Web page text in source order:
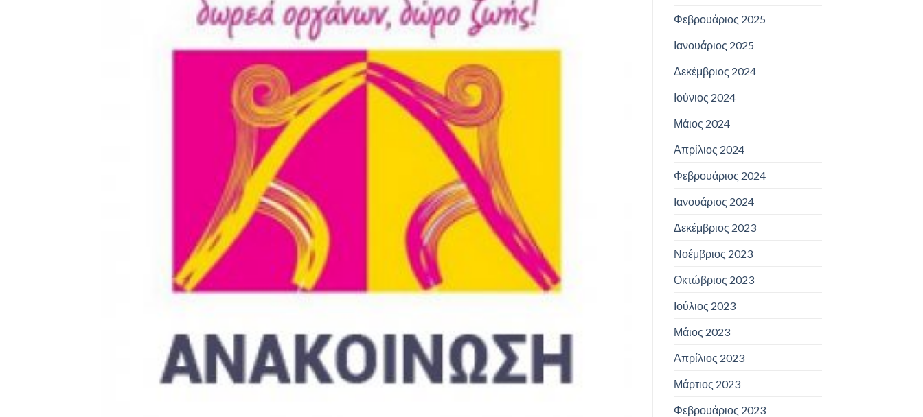
Φεβρουάριος 2025
Ιανουάριος 2025
Δεκέμβριος 2024
Ιούνιος 2024
Μάιος 2024
Απρίλιος 2024
Φεβρουάριος 2024
Ιανουάριος 2024
Δεκέμβριος 2023
Νοέμβριος 2023
Οκτώβριος 2023
Ιούλιος 2023
Μάιος 2023
Απρίλιος 2023
Μάρτιος 2023
Φεβρουάριος 2023